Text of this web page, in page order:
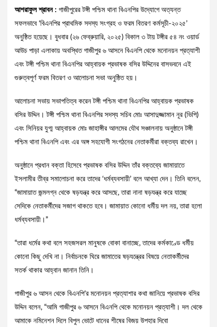
আশরাফুল শ্রাবন : ​গাজীপুরের টঙ্গী পশ্চিম থানা বিএনপির উদ্যোগে অত্যন্ত
সফলভাবে ‘বিএনপির প্রাথমিক সদস্য সংগ্রহ ও ফরম বিতরণ কর্মসূচী-২০২৫’
অনুষ্ঠিত হয়েছে। বুধবার (২৬ ফেব্রুয়ারি, ২০২৫) বিকাল ৩ টায় টঙ্গীর ৫৪ নং ওয়ার্ড
আউচ পাড়া এলাকায় অবস্থিত গাজীপুর ৬ আসনে বিএনপি থেকে মনোনয়ন প্রত্যাশী
এবং টঙ্গী পশ্চিম থানা বিএনপির আহ্বায়ক প্রভাষক বসির উদ্দিনের বাসভবনে এই
গুরুত্বপূর্ণ ফরম বিতরণ ও আলোচনা সভা অনুষ্ঠিত হয়।
​আলোচনা সভায় সভাপতিত্ব করেন টঙ্গী পশ্চিম থানা বিএনপির আহ্বায়ক প্রভাষক
বসির উদ্দিন। টঙ্গী পশ্চিম থানা বিএনপির সদস্য সচিব মোঃ আসাদুজ্জামান নূর (ভিপি)
এবং সিনিয়র যুগ্ম আহ্বায়ক মোঃ জাহাঙ্গীর আলমের যৌথ সঞ্চালনায় অনুষ্ঠানে টঙ্গী
পশ্চিম থানা বিএনপি এবং এর অঙ্গ সহযোগী সংগঠনের নেতাকর্মীরা বক্তব্য রাখেন।
​অনুষ্ঠানে প্রধান বক্তা হিসেবে প্রভাষক বসির উদ্দিন তাঁর বক্তব্যে জামায়াতে
ইসলামীর তীব্র সমালোচনা করে তাদের ‘ধর্মব্যবসায়ী’ বলে আখ্যা দেন। তিনি বলেন,
“জামায়াত জন্মলগ্ন থেকে ষড়যন্ত্র করে আসছে, তারা নানা ষড়যন্ত্র করে যাচ্ছে
সেদিকে নেতাকর্মীদের সজাগ থাকতে হবে। জামায়াত কোনো ধর্মীয় দল নয়, তারা হলো
ধর্মব্যবসায়ী।”
“তারা ধর্মের কথা বলে সহজসরল মানুষকে বোকা বানাচ্ছে, তাদের কর্মকাণ্ডে ধর্মীয়
কোনো কিছু দেখি না। নির্বাচনকে ঘিরে জামাতের ষড়যন্ত্রের বিষয়ে নেতাকর্মীদের
সতর্ক থাকার আহ্বান জানান তিনি।
​গাজীপুর ৬ আসন থেকে বিএনপি’র মনোনয়ন প্রত্যাশার কথা জানিয়ে প্রভাষক বসির
উদ্দিন বলেন, “আমি গাজীপুর ৬ আসনে বিএনপি থেকে মনোনয়ন প্রত্যাশী। দল থেকে
আমাকে নমিনেশন দিলে বিপুল ভোটে ধানের শীষের বিজয় উপহার দিবো